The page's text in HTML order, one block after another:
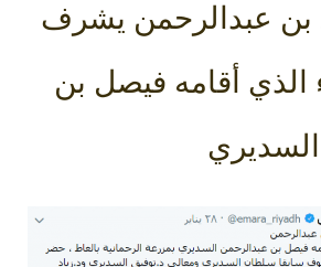
بن عبدالرحمن يشرف
الذي أقامه فيصل بن